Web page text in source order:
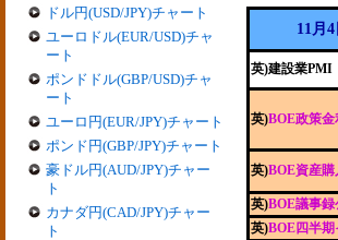
ドル円(USD/JPY)チャート
ユーロドル(EUR/USD)チャ
ート
ポンドドル(GBP/USD)チャ
ート
ユーロ円(EUR/JPY)チャート
ポンド円(GBP/JPY)チャート
豪ドル円(AUD/JPY)チャー
ト
カナダ円(CAD/JPY)チャー
ト
11月
英)建設業PMI
英)BOE政策金
英)BOE資産
英)BOE議事録
英)BOE四半